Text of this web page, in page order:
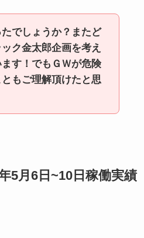
でしょうか？またど
ク金太郎企画を考え
す！でもＧＷが危険
もご理解頂けたと思
5月6日~10日稼働実績